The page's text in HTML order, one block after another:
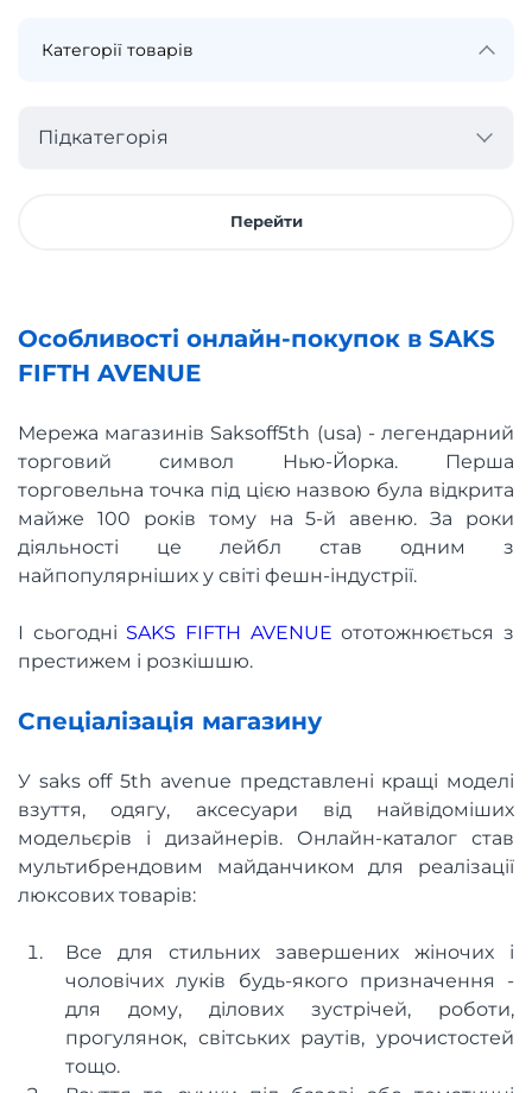
Підкатегорія
Перейти
Особливості онлайн-покупок в SAKS
FIFTH AVENUE
Мережа магазинів Saksoff5th (usa) - легендарний
торговий символ Нью-Йорка. Перша
торговельна точка під цією назвою була відкрита
майже 100 років тому на 5-й авеню. За роки
діяльності це лейбл став одним з
найпопулярніших у світі фешн-індустрії.
І сьогодні SAKS FIFTH AVENUE ототожнюється з
престижем і розкішшю.
Спеціалізація магазину
У saks off 5th avenue представлені кращі моделі
взуття, одягу, аксесуари від найвідоміших
модельєрів і дизайнерів. Онлайн-каталог став
мультибрендовим майданчиком для реалізації
люксових товарів:
Все для стильних завершених жіночих і
чоловічих луків будь-якого призначення -
для дому, ділових зустрічей, роботи,
прогулянок, світських раутів, урочистостей
тощо.